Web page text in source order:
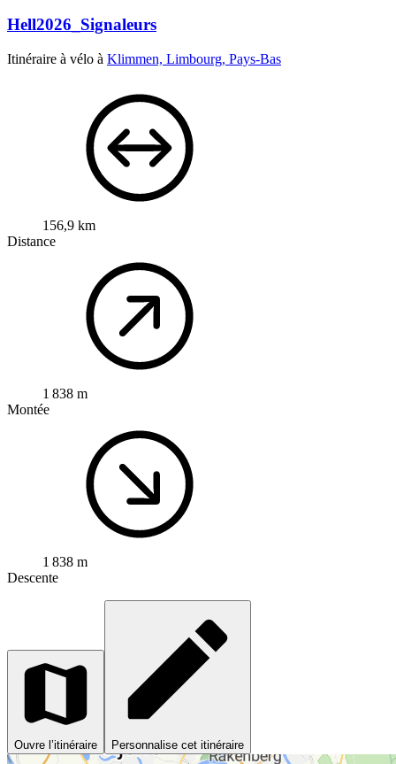
Hell2026_Signaleurs
Itinéraire à vélo à Klimmen, Limbourg, Pays-Bas
156,9 km
Distance
1 838 m
Montée
1 838 m
Descente
Ouvre l’itinéraire Personnalise cet itinéraire